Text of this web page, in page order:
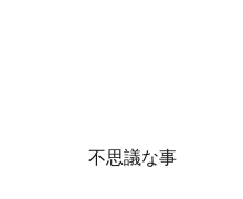
不思議な事